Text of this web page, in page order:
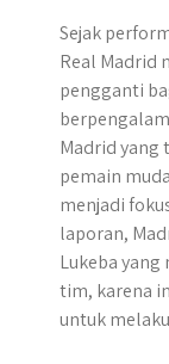
Sejak
Real Madrid
pengganti
Madrid yang
pemain
menjadi
laporan,
Lukeba
tim, karena
untuk